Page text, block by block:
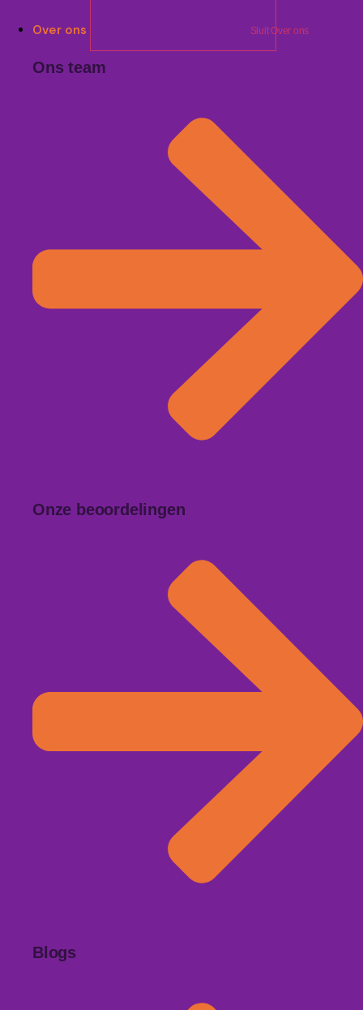
Over ons Sluit Over ons
Ons team
Onze beoordelingen
Blogs